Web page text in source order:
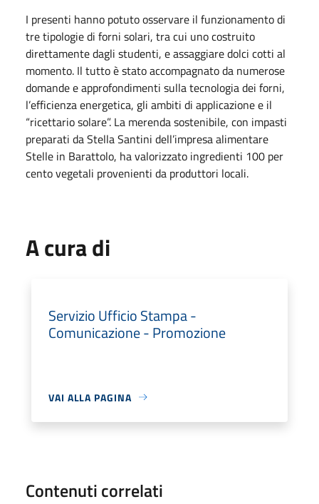
I presenti hanno potuto osservare il funzionamento di
tre tipologie di forni solari, tra cui uno costruito
direttamente dagli studenti, e assaggiare dolci cotti al
momento. Il tutto è stato accompagnato da numerose
domande e approfondimenti sulla tecnologia dei forni,
l’efficienza energetica, gli ambiti di applicazione e il
“ricettario solare”. La merenda sostenibile, con impasti
preparati da Stella Santini dell’impresa alimentare
Stelle in Barattolo, ha valorizzato ingredienti 100 per
cento vegetali provenienti da produttori locali.
A cura di
Servizio Ufficio Stampa -
Comunicazione - Promozione
VAI ALLA PAGINA
Contenuti correlati